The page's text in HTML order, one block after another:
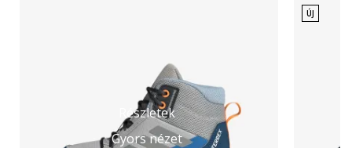
Részletek
Gyors nézet
ÚJ